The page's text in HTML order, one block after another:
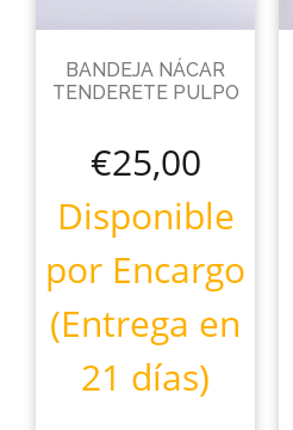
BANDEJA NÁCAR
TENDERETE PULPO
€25,00
Disponible
por Encargo
(Entrega en
21 días)